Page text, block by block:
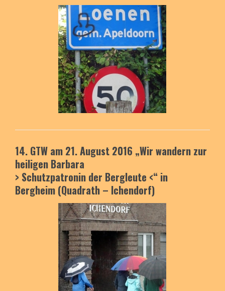
14. GTW am 21. August 2016 „Wir wandern zur
heiligen Barbara
> Schutzpatronin der Bergleute <“ in
Bergheim (Quadrath – Ichendorf)